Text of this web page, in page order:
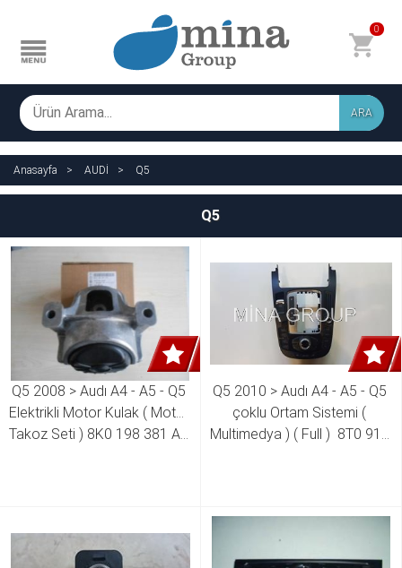
0
ARA
Anasayfa AUDİ Q5
Q5
Q5 2008 > Audı A4 - A5 - Q5
Elektrikli Motor Kulak ( Motor
Takoz Seti ) 8K0 198 381 AQ
Q5 2010 > Audı A4 - A5 - Q5
çoklu Ortam Sistemi (
Multimedya ) ( Full )  8T0 919